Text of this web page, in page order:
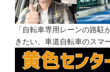
「自転車専用レーンの路駐
きたい、車道自転車のスマ